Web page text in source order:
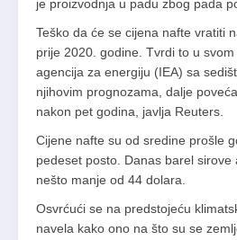
je proizvodnja u padu zbog pada
Teško da će se cijena nafte vratiti
prije 2020. godine. Tvrdi to u
agencija za energiju (IEA) sa
njihovim prognozama, dalje
nakon pet godina, javlja Reuters.
Cijene nafte su od sredine prošle
pedeset posto. Danas barel
nešto manje od 44 dolara.
Osvrćući se na predstojeću
navela kako ono na što su se